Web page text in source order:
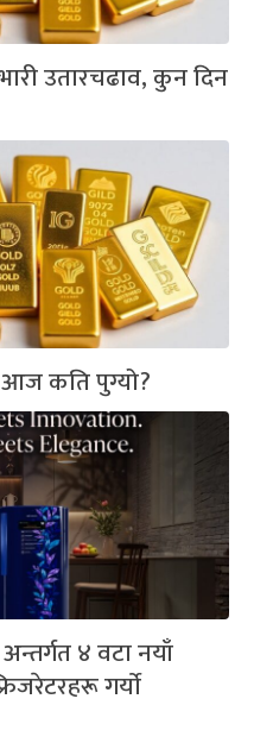
उतारचढाव, कुन दिन
कति पुग्यो?
४ वटा नयाँ
गर्याे